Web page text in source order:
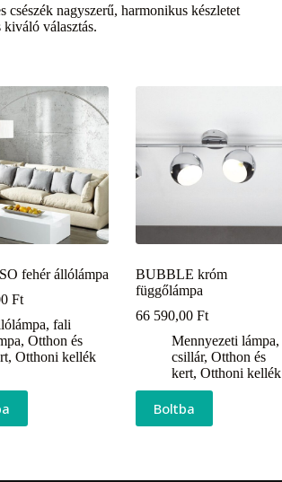
nagyszerű, harmonikus készletet
választás.
fehér állólámpa
Ft
fali
,Otthon és
,Otthoni kellék
BUBBLE króm
függőlámpa
66 590,00Ft
Mennyezeti lámpa,
csillár,Otthon és
kert,Otthoni kellék
Boltba